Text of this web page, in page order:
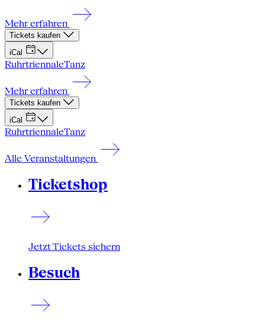
Mehr erfahren
Tickets kaufen
iCal
RuhrtriennaleTanz
Mehr erfahren
Tickets kaufen
iCal
RuhrtriennaleTanz
Alle Veranstaltungen
Ticketshop
Jetzt Tickets sichern
Besuch